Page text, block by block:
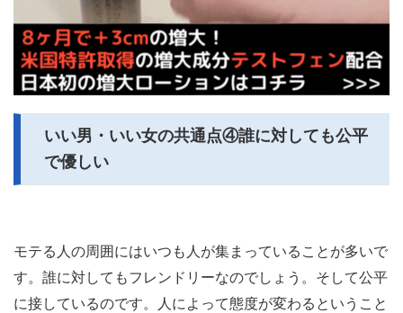
いい男・いい女の共通点④誰に対しても公平
で優しい
モテる人の周囲にはいつも人が集まっていることが多いで
す。誰に対してもフレンドリーなのでしょう。そして公平
に接しているのです。人によって態度が変わるということ